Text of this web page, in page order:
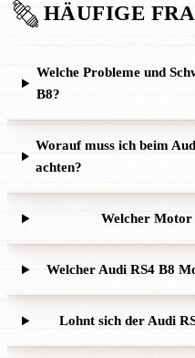
HÄUFIGE
Welche Probleme und
B8?
Worauf muss ich beim
achten?
Welcher Motor
Welcher Audi RS4 B8
Lohnt sich der Audi